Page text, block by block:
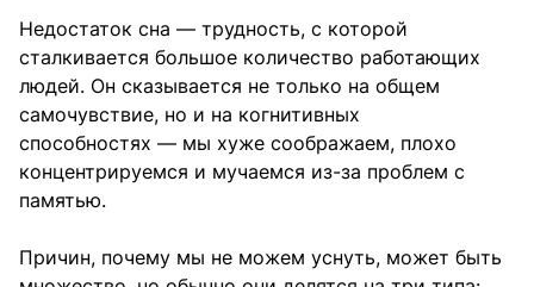
Недостаток сна — трудность, с которой
сталкивается большое количество работающих
людей. Он сказывается не только на общем
самочувствие, но и на когнитивных
способностях — мы хуже соображаем, плохо
концентрируемся и мучаемся из-за проблем с
памятью.
Причин, почему мы не можем уснуть, может быть